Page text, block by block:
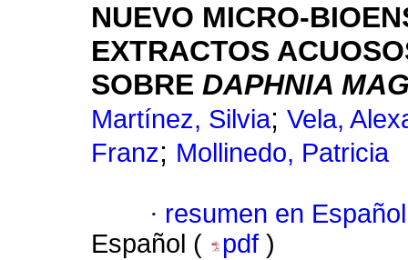
NUEVO MICRO-
EXTRACTOS
SOBRE DAPHNIA
Martínez, Silvia; Vela,
Franz; Mollinedo, Patricia
· resumen en Español
Español (
pdf )